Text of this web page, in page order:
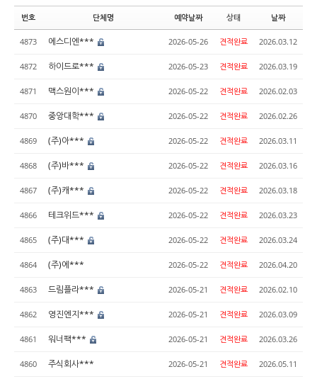
번호 단체명 예약날짜 상태 날짜
4873 에스디엔*** 2026-05-26 견적완료 2026.03.12
4872 하이드로*** 2026-05-23 견적완료 2026.03.19
4871 맥스원이*** 2026-05-22 견적완료 2026.02.03
4870 중앙대학*** 2026-05-22 견적완료 2026.02.26
4869 (주)아*** 2026-05-22 견적완료 2026.03.11
4868 (주)바*** 2026-05-22 견적완료 2026.03.16
4867 (주)캐*** 2026-05-22 견적완료 2026.03.18
4866 테크위드*** 2026-05-22 견적완료 2026.03.23
4865 (주)대*** 2026-05-22 견적완료 2026.03.24
4864 (주)에*** 2026-05-22 견적완료 2026.04.20
4863 드림플라*** 2026-05-21 견적완료 2026.02.10
4862 영진엔지*** 2026-05-21 견적완료 2026.03.09
4861 워너팩*** 2026-05-21 견적완료 2026.03.26
4860 주식회사*** 2026-05-21 견적완료 2026.05.11